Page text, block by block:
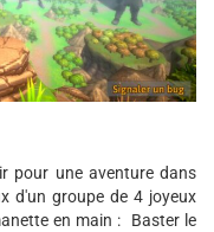
pour une aventure dans
d'un groupe de 4 joyeux
en main : Baster le